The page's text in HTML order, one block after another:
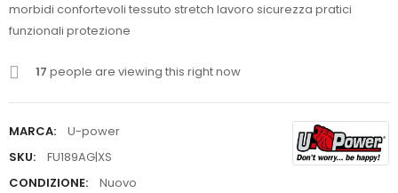
morbidi confortevoli tessuto stretch lavoro sicurezza pratici
funzionali protezione
17 people are viewing this right now
MARCA:
U-power
SKU:
FU189AG|XS
CONDIZIONE:
Nuovo